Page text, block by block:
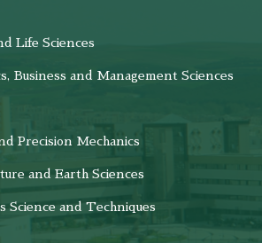
Life Sciences
Business and Management Sciences
Precision Mechanics
and Earth Sciences
Science and Techniques